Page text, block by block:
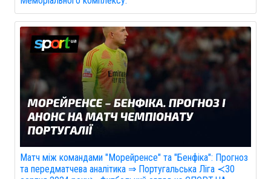
Матч між командами "Морейренсе" та "Бенфіка": Прогноз
та передматчева аналітика ⇒ Португальська Ліга ≺30